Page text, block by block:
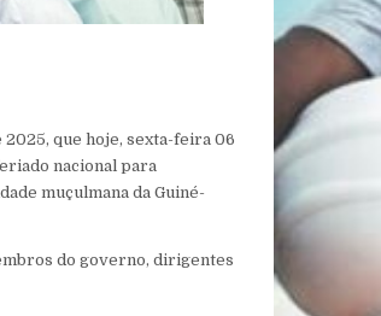
que hoje, sexta-feira 06
nacional para
muçulmana da Guiné-
do governo, dirigentes